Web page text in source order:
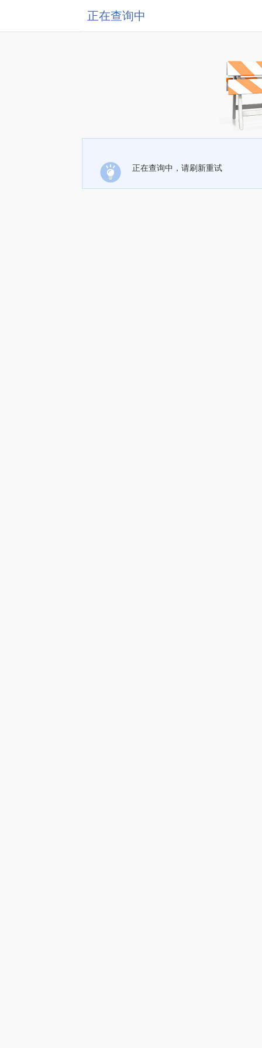
正在查询中
正在查询中，请刷新重试